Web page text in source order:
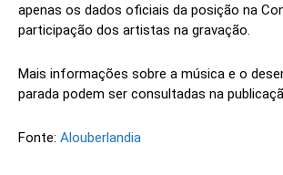
apenas os dados oficiais da posição na
participação dos artistas na gravação.
Mais informações sobre a música e o
parada podem ser consultadas na
Fonte: Alouberlandia